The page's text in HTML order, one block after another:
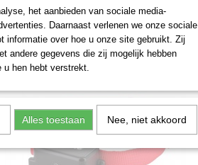
het aanbieden van sociale media-
Daarnaast verlenen we onze sociale
informatie over hoe u onze site gebruikt. Zij
andere gegevens die zij mogelijk hebben
u hen hebt verstrekt.
Alles toestaan Nee, niet akkoord